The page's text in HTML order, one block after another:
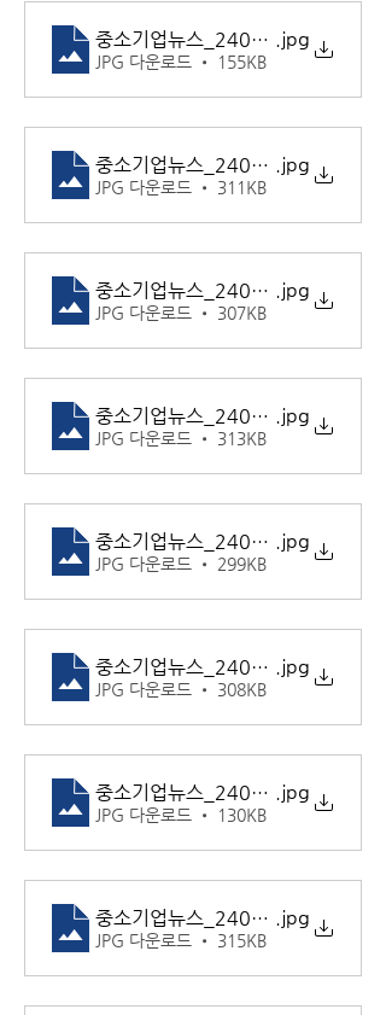
중소기업뉴스_240919_6
.jpg
JPG 다운로드 • 155KB
중소기업뉴스_240919_7
.jpg
JPG 다운로드 • 311KB
중소기업뉴스_240919_8
.jpg
JPG 다운로드 • 307KB
중소기업뉴스_240919_9
.jpg
JPG 다운로드 • 313KB
중소기업뉴스_240919_10
.jpg
JPG 다운로드 • 299KB
중소기업뉴스_240919_11
.jpg
JPG 다운로드 • 308KB
중소기업뉴스_240919_12
.jpg
JPG 다운로드 • 130KB
중소기업뉴스_240919_13
.jpg
JPG 다운로드 • 315KB